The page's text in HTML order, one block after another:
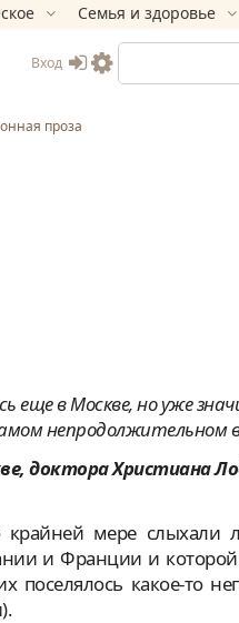
Семья и здоровье
Вход
проза
еще в Москве, но уже
непродолжительном
доктора Христиана
мере слыхали
и Франции и которой
какое-то